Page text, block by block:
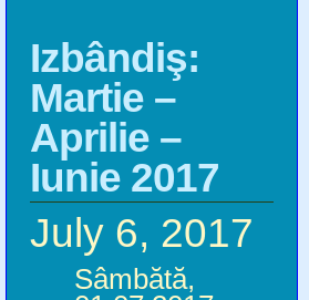
Izbândiş:
Martie –
Aprilie –
Iunie 2017
July 6, 2017
Sâmbătă,